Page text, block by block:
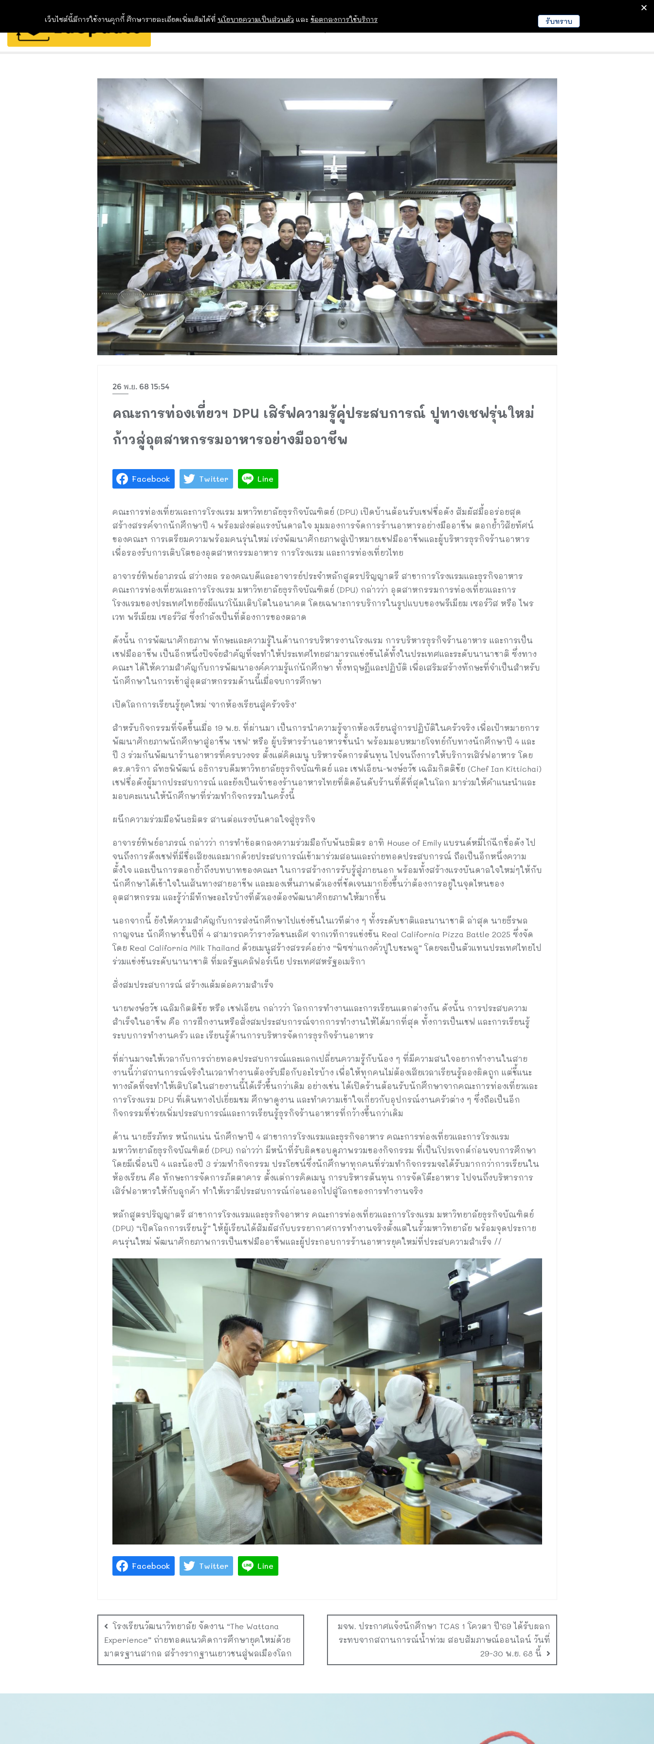
EDUCATION NEWS
26 พ.ย. 68 15:54
คณะการท่องเที่ยวฯ DPU เสิร์ฟความรู้คู่ประสบการณ์ ปูทางเชฟรุ่นใหม่
ก้าวสู่อุตสาหกรรมอาหารอย่างมืออาชีพ
Facebook Twitter Line
คณะการท่องเที่ยวและการโรงแรม มหาวิทยาลัยธุรกิจบัณฑิตย์ (DPU) เปิดบ้านต้อนรับเชฟชื่อดัง สัมผัสมื้ออร่อยสุด
สร้างสรรค์จากนักศึกษาปี 4 พร้อมส่งต่อแรงบันดาลใจ มุมมองการจัดการร้านอาหารอย่างมืออาชีพ ตอกย้ำวิสัยทัศน์
ของคณะฯ การเตรียมความพร้อมคนรุ่นใหม่ เร่งพัฒนาศักยภาพสู่เป้าหมายเชฟมืออาชีพและผู้บริหารธุรกิจร้านอาหาร
เพื่อรองรับการเติบโตของอุตสาหกรรมอาหาร การโรงแรม และการท่องเที่ยวไทย
อาจารย์ทิพย์อาภรณ์ สว่างผล รองคณบดีและอาจารย์ประจำหลักสูตรปริญญาตรี สาขาการโรงแรมและธุรกิจอาหาร
คณะการท่องเที่ยวและการโรงแรม มหาวิทยาลัยธุรกิจบัณฑิตย์ (DPU) กล่าวว่า อุตสาหกรรมการท่องเที่ยวและการ
โรงแรมของประเทศไทยยังมีแนวโน้มเติบโตในอนาคต โดยเฉพาะการบริการในรูปแบบของพรีเมียม เซอร์วิส หรือ ไพร
เวท พรีเมียม เซอร์วิส ซึ่งกำลังเป็นที่ต้องการของตลาด
ดังนั้น การพัฒนาศักยภาพ ทักษะและความรู้ในด้านการบริหารงานโรงแรม การบริหารธุรกิจร้านอาหาร และการเป็น
เชฟมืออาชีพ เป็นอีกหนึ่งปัจจัยสำคัญที่จะทำให้ประเทศไทยสามารถแข่งขันได้ทั้งในประเทศและระดับนานาชาติ ซึ่งทาง
คณะฯ ได้ให้ความสำคัญกับการพัฒนาองค์ความรู้แก่นักศึกษา ทั้งทฤษฎีและปฏิบัติ เพื่อเสริมสร้างทักษะที่จำเป็นสำหรับ
นักศึกษาในการเข้าสู่อุตสาหกรรมด้านนี้เมื่อจบการศึกษา
เปิดโลกการเรียนรู้ยุคใหม่ ‘จากห้องเรียนสู่ครัวจริง’
สำหรับกิจกรรมที่จัดขึ้นเมื่อ 19 พ.ย. ที่ผ่านมา เป็นการนำความรู้จากห้องเรียนสู่การปฏิบัติในครัวจริง เพื่อเป้าหมายการ
พัฒนาศักยภาพนักศึกษาสู่อาชีพ ‘เชฟ’ หรือ ผู้บริหารร้านอาหารชั้นนำ พร้อมมอบหมายโจทย์กับทางนักศึกษาปี 4 และ
ปี 3 ร่วมกันพัฒนาร้านอาหารที่ครบวงจร ตั้งแต่คิดเมนู บริหารจัดการต้นทุน ไปจนถึงการให้บริการเสิร์ฟอาหาร โดย
ดร.ดาริกา ลัทธพิพัฒน์ อธิการบดีมหาวิทยาลัยธุรกิจบัณฑิตย์ และ เชฟเอียน-พงษ์ธวัช เฉลิมกิตติชัย (Chef Ian Kittichai)
เชฟชื่อดังผู้มากประสบการณ์ และยังเป็นเจ้าของร้านอาหารไทยที่ติดอันดับร้านที่ดีที่สุดในโลก มาร่วมให้คำแนะนำและ
มอบคะแนนให้นักศึกษาที่ร่วมทำกิจกรรมในครั้งนี้
ผนึกความร่วมมือพันธมิตร สานต่อแรงบันดาลใจสู่ธุรกิจ
อาจารย์ทิพย์อาภรณ์ กล่าวว่า การทำข้อตกลงความร่วมมือกับพันธมิตร อาทิ House of Emily แบรนด์หมี่ไก่ฉีกชื่อดัง ไป
จนถึงการดึงเชฟที่มีชื่อเสียงและมากด้วยประสบการณ์เข้ามาร่วมสอนและถ่ายทอดประสบการณ์ ถือเป็นอีกหนึ่งความ
ตั้งใจ และเป็นการตอกย้ำถึงบทบาทของคณะฯ ในการสร้างการรับรู้สู่ภายนอก พร้อมทั้งสร้างแรงบันดาลใจใหม่ๆให้กับ
นักศึกษาได้เข้าใจในเส้นทางสายอาชีพ และมองเห็นภาพตัวเองที่ชัดเจนมากยิ่งขึ้นว่าต้องการอยู่ในจุดไหนของ
อุตสาหกรรม และรู้ว่ามีทักษะอะไรบ้างที่ตัวเองต้องพัฒนาศักยภาพให้มากขึ้น
นอกจากนี้ ยังให้ความสำคัญกับการส่งนักศึกษาไปแข่งขันในเวทีต่าง ๆ ทั้งระดับชาติและนานาชาติ ล่าสุด นายธีรพล
กาญจนะ นักศึกษาชั้นปีที่ 4 สามารถคว้ารางวัลชนะเลิศ จากเวทีการแข่งขัน Real California Pizza Battle 2025 ซึ่งจัด
โดย Real California Milk Thailand ด้วยเมนูสร้างสรรค์อย่าง “พิซซ่าแกงคั่วปูใบชะพลู” โดยจะเป็นตัวแทนประเทศไทยไป
ร่วมแข่งขันระดับนานาชาติ ที่มลรัฐแคลิฟอร์เนีย ประเทศสหรัฐอเมริกา
สั่งสมประสบการณ์ สร้างแต้มต่อความสำเร็จ
นายพงษ์ธวัช เฉลิมกิตติชัย หรือ เชฟเอียน กล่าวว่า โลกการทำงานและการเรียนแตกต่างกัน ดังนั้น การประสบความ
สำเร็จในอาชีพ คือ การฝึกงานหรือสั่งสมประสบการณ์จากการทำงานให้ได้มากที่สุด ทั้งการเป็นเชฟ และการเรียนรู้
ระบบการทำงานครัว และ เรียนรู้ด้านการบริหารจัดการธุรกิจร้านอาหาร
ที่ผ่านมาจะให้เวลากับการถ่ายทอดประสบการณ์และแลกเปลี่ยนความรู้กับน้อง ๆ ที่มีความสนใจอยากทำงานในสาย
งานนี้ว่าสถานการณ์จริงในเวลาทำงานต้องรับมือกับอะไรบ้าง เพื่อให้ทุกคนไม่ต้องเสียเวลาเรียนรู้ลองผิดถูก แต่ชี้แนะ
ทางลัดที่จะทำให้เติบโตในสายงานนี้ได้เร็วขึ้นกว่าเดิม อย่างเช่น ได้เปิดร้านต้อนรับนักศึกษาจากคณะการท่องเที่ยวและ
การโรงแรม DPU ที่เดินทางไปเยี่ยมชม ศึกษาดูงาน และทำความเข้าใจเกี่ยวกับอุปกรณ์งานครัวต่าง ๆ ซึ่งถือเป็นอีก
กิจกรรมที่ช่วยเพิ่มประสบการณ์และการเรียนรู้ธุรกิจร้านอาหารที่กว้างขึ้นกว่าเดิม
ด้าน นายธีรภัทร หนักแน่น นักศึกษาปี 4 สาขาการโรงแรมและธุรกิจอาหาร คณะการท่องเที่ยวและการโรงแรม
มหาวิทยาลัยธุรกิจบัณฑิตย์ (DPU) กล่าวว่า มีหน้าที่รับผิดชอบดูภาพรวมของกิจกรรม ที่เป็นโปรเจกต์ก่อนจบการศึกษา
โดยมีเพื่อนปี 4 และน้องปี 3 ร่วมทำกิจกรรม ประโยชน์ซึ่งนักศึกษาทุกคนที่ร่วมทำกิจกรรมจะได้รับมากกว่าการเรียนใน
ห้องเรียน คือ ทักษะการจัดการภัตตาคาร ตั้งแต่การคิดเมนู การบริหารต้นทุน การจัดโต๊ะอาหาร ไปจนถึงบริหารการ
เสิร์ฟอาหารให้กับลูกค้า ทำให้เรามีประสบการณ์ก่อนออกไปสู่โลกของการทำงานจริง
หลักสูตรปริญญาตรี สาขาการโรงแรมและธุรกิจอาหาร คณะการท่องเที่ยวและการโรงแรม มหาวิทยาลัยธุรกิจบัณฑิตย์
(DPU) “เปิดโลกการเรียนรู้” ให้ผู้เรียนได้สัมผัสกับบรรยากาศการทำงานจริงตั้งแต่ในรั้วมหาวิทยาลัย พร้อมจุดประกาย
คนรุ่นใหม่ พัฒนาศักยภาพการเป็นเชฟมืออาชีพและผู้ประกอบการร้านอาหารยุคใหม่ที่ประสบความสำเร็จ //
Facebook Twitter Line
โรงเรียนวัฒนาวิทยาลัย จัดงาน “The Wattana
Experience” ถ่ายทอดแนวคิดการศึกษายุคใหม่ด้วย
มาตรฐานสากล สร้างรากฐานเยาวชนสู่พลเมืองโลก
มจพ. ประกาศแจ้งนักศึกษา TCAS 1 โควตา ปี’69 ได้รับผลก
ระทบจากสถานการณ์น้ำท่วม สอบสัมภาษณ์ออนไลน์ วันที่
29-30 พ.ย. 68 นี้
เว็บไซต์นี้มีการใช้งานคุกกี้ ศึกษารายละเอียดเพิ่มเติมได้ที่ นโยบายความเป็นส่วนตัว และ ข้อตกลงการใช้บริการ รับทราบ